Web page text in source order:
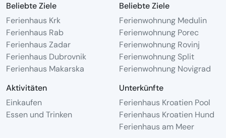
Beliebte Ziele
Ferienhaus Krk
Ferienhaus Rab
Ferienhaus Zadar
Ferienhaus Dubrovnik
Ferienhaus Makarska
Beliebte Ziele
Ferienwohnung Medulin
Ferienwohnung Porec
Ferienwohnung Rovinj
Ferienwohnung Split
Ferienwohnung Novigrad
Aktivitäten
Einkaufen
Essen und Trinken
Unterkünfte
Ferienhaus Kroatien Pool
Ferienhaus Kroatien Hund
Ferienhaus am Meer